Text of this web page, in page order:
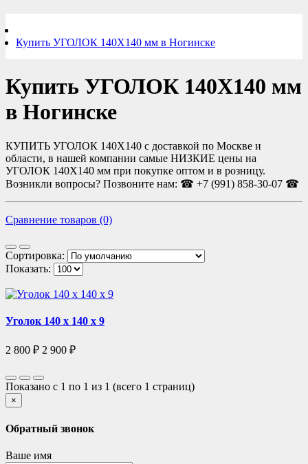
Купить УГОЛОК 140Х140 мм в Ногинске
Купить УГОЛОК 140Х140 мм
в Ногинске
КУПИТЬ УГОЛОК 140Х140 с доставкой по Москве и
области, в нашей компании самые НИЗКИЕ цены на
УГОЛОК 140Х140 мм при покупке оптом и в розницу.
Возникли вопросы? Позвоните нам: ☎ +7 (991) 858-30-07 ☎
Сравнение товаров (0)
Сортировка:
Показать:
Уголок 140 х 140 х 9
2 800 ₽ 2 900 ₽
Показано с 1 по 1 из 1 (всего 1 страниц)
×
Обратный звонок
Ваше имя